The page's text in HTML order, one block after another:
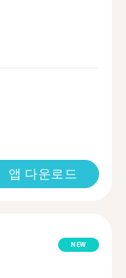
앱 다운로드
NEW